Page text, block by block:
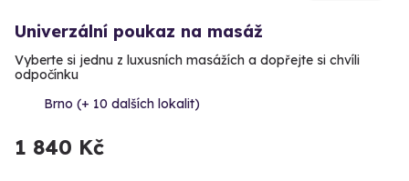
Univerzální poukaz na masáž
Vyberte si jednu z luxusních masážích a dopřejte si chvíli
odpočínku
Brno (+ 10 dalších lokalit)
1 840 Kč